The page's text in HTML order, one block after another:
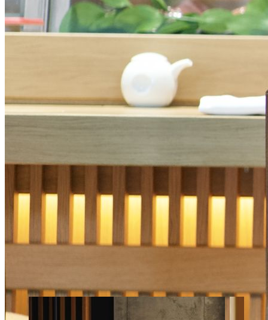
Rodzinne udogodnienia powitalne: pakiet
powitalny dla dzieci, w tym szlafrok, kapcie i
zestaw kosmetyków
Późne wymeldowanie do 15:00, w zależności
24-godzinne zasady anulowania rezerwacji,
jeden dzień przed przyjazdem do godziny
Zasady:
wieku do 12 lat. Szlafroki dla dzieci w hotelu
wewnętrznego i można je nabyć
bezpośrednio w hotelu. Więcej informacji
można uzyskać w recepcji.
Connect To Book
Wyświetl wszystkie oferty